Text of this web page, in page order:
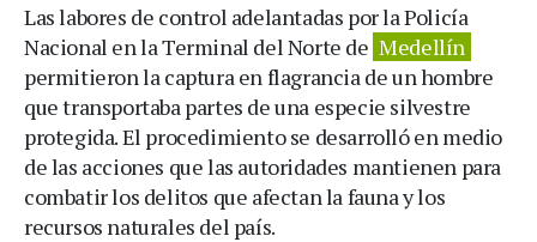
Las labores de control adelantadas por la Policía
Nacional en la Terminal del Norte de Medellín
permitieron la captura en flagrancia de un hombre
que transportaba partes de una especie silvestre
protegida. El procedimiento se desarrolló en medio
de las acciones que las autoridades mantienen para
combatir los delitos que afectan la fauna y los
recursos naturales del país.